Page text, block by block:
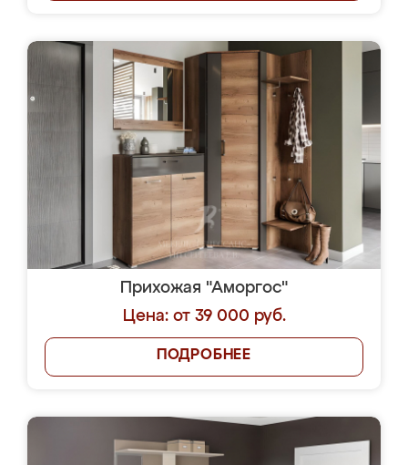
Прихожая "Аморгос"
Цена: от 39 000 руб.
ПОДРОБНЕЕ